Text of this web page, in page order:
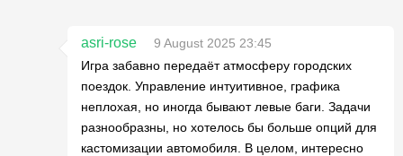
asri-rose
9 August 2025 23:45
Игра забавно передаёт атмосферу городских
поездок. Управление интуитивное, графика
неплохая, но иногда бывают левые баги. Задачи
разнообразны, но хотелось бы больше опций для
кастомизации автомобиля. В целом, интересно